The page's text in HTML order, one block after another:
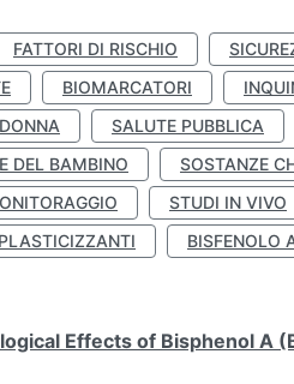
FATTORI DI RISCHIO
BIOMARCATORI
SALUTE PUBBLICA
DEL BAMBINO
SOSTANZE
STUDI IN VIVO
PLASTICIZZANTI BISFENOLO
Effects of Bisphenol A